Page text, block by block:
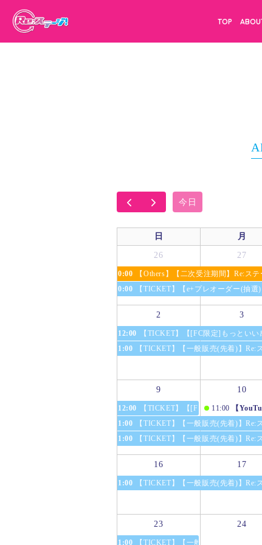
TOP
今日
日 月
26
0:00
【Others】【二次受注期間】Re:ス
0:00
【TICKET】【e+プレオーダー(抽
27
2
12:00
【TICKET】【[FC限定]もっとい
1:00
【TICKET】【一般販売(先着)】
3
9
12:00
【TICKET】【[FC限定]もっとい
1:00
【TICKET】【一般販売(先着)】
1:00
【TICKET】【一般販売(先着)】
10
11:00 【
16
1:00 【TICKET】【一般販売(先着)】
17
23
1:00 【TICKET】【一般販売(先着)】
24